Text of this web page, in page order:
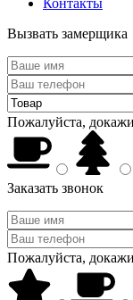
Контакты
Вызвать замерщика
Пожалуйста,
Заказать звонок
Пожалуйста,